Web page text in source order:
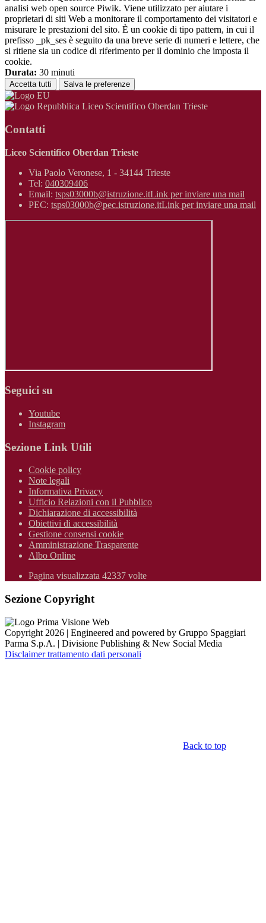
analisi web open source Piwik. Viene utilizzato per aiutare i
proprietari di siti Web a monitorare il comportamento dei visitatori e
misurare le prestazioni del sito. È un cookie di tipo pattern, in cui il
prefisso _pk_ses è seguito da una breve serie di numeri e lettere, che
si ritiene sia un codice di riferimento per il dominio che imposta il
cookie.
Durata: 30 minuti
Accetta tutti Salva le preferenze
Liceo Scientifico Oberdan Trieste
Contatti
Liceo Scientifico Oberdan Trieste
Via Paolo Veronese, 1 - 34144 Trieste
Tel: 040309406
Email: tsps03000b@istruzione.itLink per inviare una mail
PEC: tsps03000b@pec.istruzione.itLink per inviare una mail
Seguici su
Youtube
Instagram
Sezione Link Utili
Cookie policy
Note legali
Informativa Privacy
Ufficio Relazioni con il Pubblico
Dichiarazione di accessibilità
Obiettivi di accessibilità
Gestione consensi cookie
Amministrazione Trasparente
Albo Online
Pagina visualizzata 42337 volte
Sezione Copyright
Copyright 2026 | Engineered and powered by Gruppo Spaggiari
Parma S.p.A. | Divisione Publishing & New Social Media
Disclaimer trattamento dati personali
Back to top